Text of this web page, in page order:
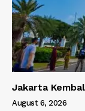
Jakarta
August 6, 2026